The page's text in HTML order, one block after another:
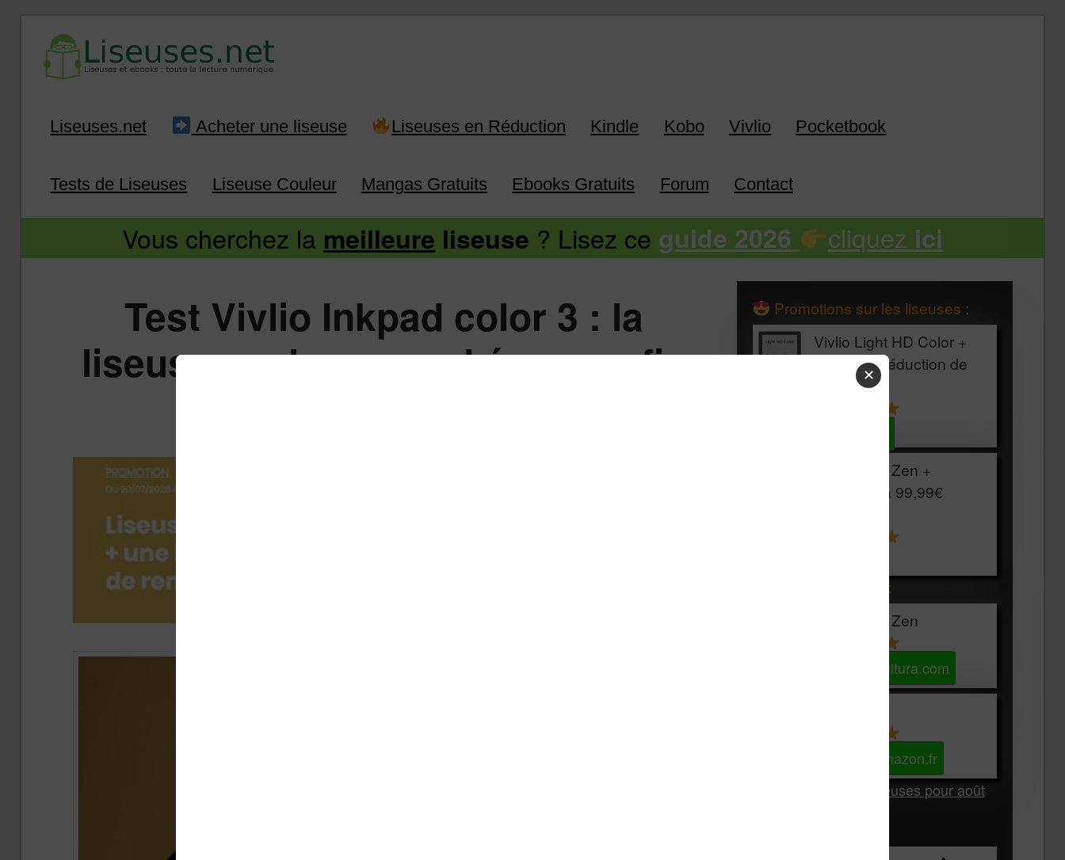
Infos sur les liseuses Kindle, Kobo, Vivlio, Pocketbook
Liseuses.net Acheter une liseuse Liseuses en Réduction Kindle Kobo Vivlio Pocketbook
Tests de Liseuses Liseuse Couleur Mangas Gratuits Ebooks Gratuits Forum Contact
Vous cherchez la meilleure liseuse ? Lisez ce guide 2026 cliquez ici
Test Vivlio Inkpad color 3 : la
liseuse couleur grand écran enfin
Promotions sur les liseuses :
Vivlio Light HD Color +
HOUSSE réduction de
Vivlio Light Zen +
HOUSSE à 99,99€
Les accessibles :
Vivlio Light Zen
Voir sur Cultura.com
Voir sur Amazon.fr
Les Meilleures liseuses pour août
✕